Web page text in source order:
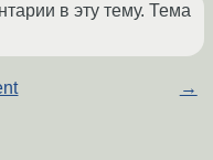
в эту тему. Тема
→